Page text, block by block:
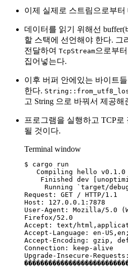
이제 실제로 스트림으로부
데이터를 읽기 위해선
할 스택에 선언해야 한다. 그
전달하여 TcpStream으로부
집어넣는다.
이후 버퍼 안에있는 바이트
한다.
고 String 으로 바꿔서 제공해
프로그램을 실행하고 TCP
될 것이다.
Terminal window
$ cargo
run
Compiling
hello v0.1.0
Finished
dev
Running
` target/
Request:
GET / HTTP/1.1
Host:
127.0.0.1:7878
User-Agent:
Mozilla/5.0
Firefox/52.0
Accept:
text/
Accept-Language:
en-US,en ;
Accept-Encoding:
gzip,
Connection:
keep-alive
Upgrade-Insecure-Requests: